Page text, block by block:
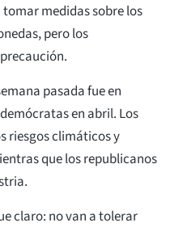
medidas sobre los
pero los
pasada fue en
en abril. Los
riesgos climáticos y
que los republicanos
claro: no van a tolerar